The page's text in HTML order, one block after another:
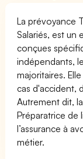
La prévoyance
Salariés, est un
conçues
indépendants,
majoritaires.
cas d'accident,
Autrement dit,
Préparatrice de
l’assurance à
métier.